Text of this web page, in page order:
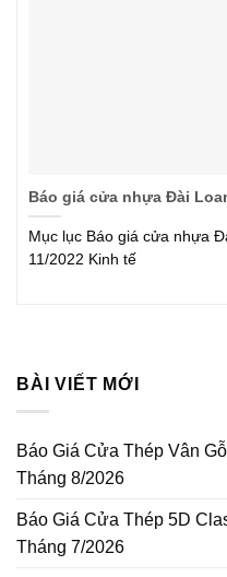
Báo giá cửa nhựa Đài
Mục lục Báo giá cửa nhựa
11/2022 Kinh tế
BÀI VIẾT MỚI
Báo Giá Cửa Thép Vân
Tháng 8/2026
Báo Giá Cửa Thép 5D
Tháng 7/2026